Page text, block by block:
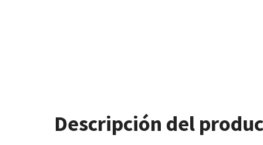
Descripción del